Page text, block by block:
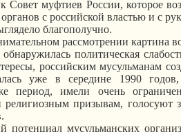
Совет муфтиев России, которое
органов с российской властью и с
благополучно.
рассмотрении картина
политическая
российским мусульманам
уже в середине 1990
период, имели очень
религиозным призывам, голосуют
потенциал мусульманских